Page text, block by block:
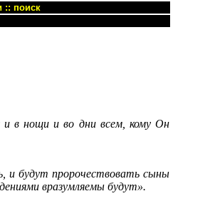
:: поиск
и в нощи и во дни всем, кому Он
и будут пророчествовать сыны
вразумляемы будут».